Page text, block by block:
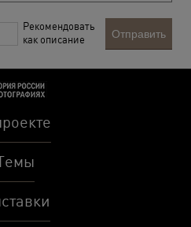
Рекомендовать
как описание
Отправить